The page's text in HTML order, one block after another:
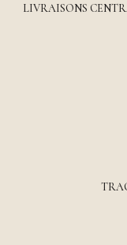
LIVRAISONS